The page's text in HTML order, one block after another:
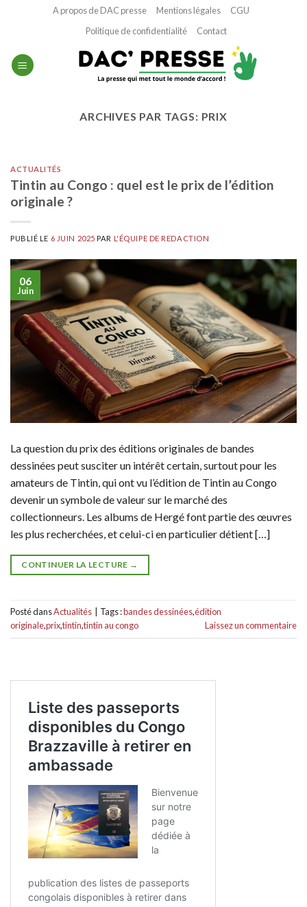
A propos de DAC presse Mentions légales
CGU
Politique de confidentialité
Contact
ARCHIVES PAR TAGS: PRIX
ACTUALITÉS
Tintin au Congo : quel est le prix de l’édition
originale ?
PUBLIÉ LE 6 JUIN 2025 PAR L'ÉQUIPE DE REDACTION
06
Juin
La question du prix des éditions originales de bandes
dessinées peut susciter un intérêt certain, surtout pour les
amateurs de Tintin, qui ont vu l’édition de Tintin au Congo
devenir un symbole de valeur sur le marché des
collectionneurs. Les albums de Hergé font partie des œuvres
les plus recherchées, et celui-ci en particulier détient […]
CONTINUER LA LECTURE →
Posté dansActualités Tags :bandes dessinées,édition
originale,prix,tintin,tintin au congo Laissez un commentaire